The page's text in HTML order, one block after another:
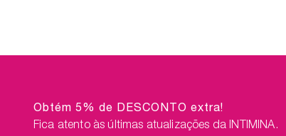
Obtém 5% de DESCONTO extra!
Fica atento às últimas atualizações da INTIMINA.